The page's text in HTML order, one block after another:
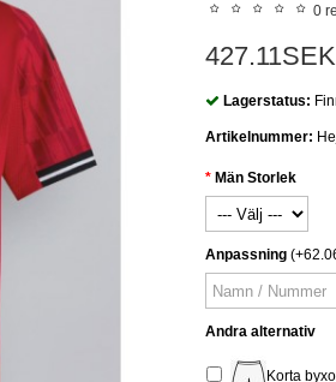
0
427.11SEK
Lagerstatus:
Artikelnummer:
Män Storlek
Anpassning
Andra alternativ
Korta